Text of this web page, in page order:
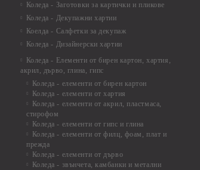
Коледа - Заготовки за картички и пликове
Коледа - Декупажни хартии
Коелда - Салфетки за декупаж
Коледа - Дизайнерски хартии
Коледа - Eлементи от бирен картон, хартия,
акрил, дърво, глина, гипс
Коледа - елементи от бирен картон
Коледа - елементи от хартия
Коледа - елементи от акрил, пластмаса,
стирофом
Коледа - елементи от гипс и глина
Коледа - елементи от филц, фоам, плат и
прежда
Коледа - елементи от дърво
Коледа - звънчета, камбанки и метални